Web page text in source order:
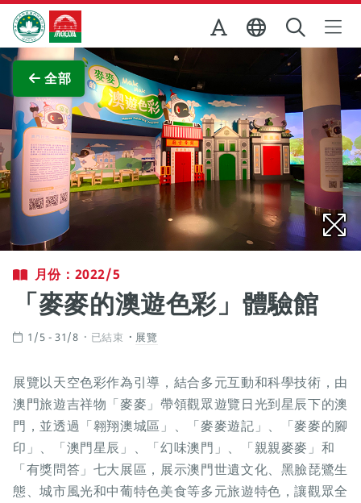
跳至主内容
澳門特別行政區政府旅遊局
全部
查看原圖
月份：2022/5
「麥麥的澳遊色彩」體驗館
1/5 - 31/8 已結束 展覽
展覽以天空色彩作為引導，結合多元互動和科學技術，由
澳門旅遊吉祥物「麥麥」帶領觀眾遊覽日光到星辰下的澳
門，並透過「翱翔澳城區」、「麥麥遊記」、「麥麥的腳
印」、「澳門星辰」、「幻味澳門」、「親親麥麥」和
「有獎問答」七大展區，展示澳門世遺文化、黑臉琵鷺生
態、城市風光和中葡特色美食等多元旅遊特色，讓觀眾全